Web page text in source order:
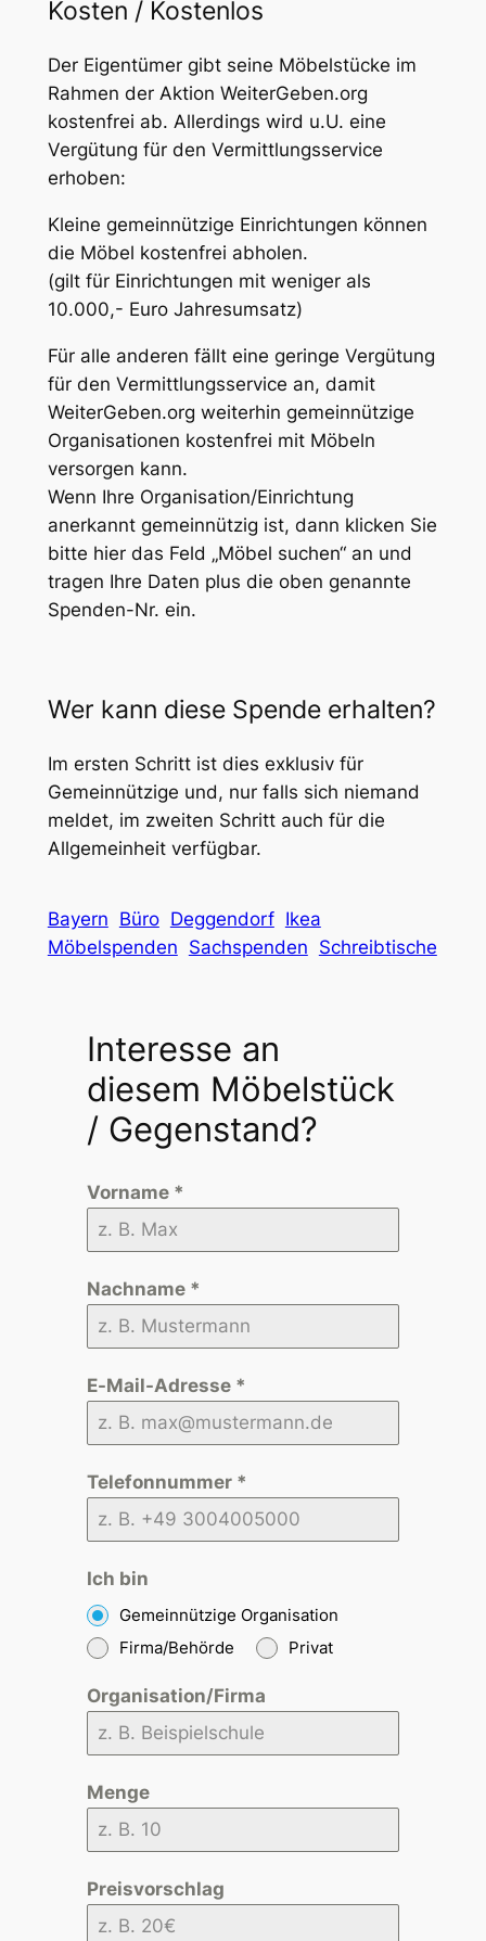
Kosten / Kostenlos
Der Eigentümer gibt seine Möbelstücke im
Rahmen der Aktion WeiterGeben.org
kostenfrei ab. Allerdings wird u.U. eine
Vergütung für den Vermittlungsservice
erhoben:
Kleine gemeinnützige Einrichtungen können
die Möbel kostenfrei abholen.
(gilt für Einrichtungen mit weniger als
10.000,- Euro Jahresumsatz)
Für alle anderen fällt eine geringe Vergütung
für den Vermittlungsservice an, damit
WeiterGeben.org weiterhin gemeinnützige
Organisationen kostenfrei mit Möbeln
versorgen kann.
Wenn Ihre Organisation/Einrichtung
anerkannt gemeinnützig ist, dann klicken Sie
bitte hier das Feld „Möbel suchen“ an und
tragen Ihre Daten plus die oben genannte
Spenden-Nr. ein.
Wer kann diese Spende erhalten?
Im ersten Schritt ist dies exklusiv für
Gemeinnützige und, nur falls sich niemand
meldet, im zweiten Schritt auch für die
Allgemeinheit verfügbar.
Bayern Büro Deggendorf Ikea
Möbelspenden Sachspenden Schreibtische
Interesse an
diesem Möbelstück
/ Gegenstand?
Vorname *
Nachname *
E-Mail-Adresse *
Telefonnummer *
Ich bin
Gemeinnützige Organisation
Firma/Behörde
Privat
Organisation/Firma
Menge
Preisvorschlag